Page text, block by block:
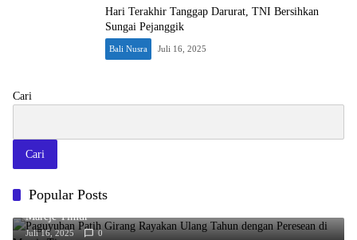
Hari Terakhir Tanggap Darurat, TNI Bersihkan
Sungai Pejanggik
Bali Nusra Juli 16, 2025
Cari
Cari
Popular Posts
Paguyuban Patih Girang Rayakan Ulang Tahun dengan Peresean di
Mareje Timur
Juli 16, 2025 0